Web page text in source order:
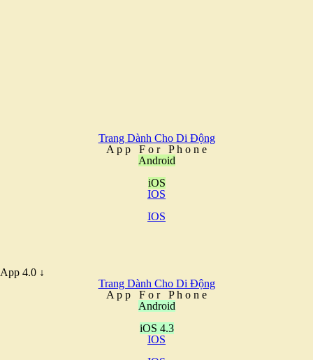
Trang Dành Cho Di Động
A p p F o r P h o n e
Android
iOS
IOS
IOS
App 4.0 ↓
Trang Dành Cho Di Động
A p p F o r P h o n e
Android
iOS 4.3
IOS